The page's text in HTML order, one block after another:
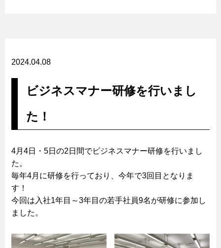
2024.04.08
ビジネスマナー研修を行いまし
た！
4月4日・5日の2日間でビジネスマナー研修を行いまし
た。
毎年4月に研修を行っており、今年で3回目となりま
す！
今回は入社1年目～3年目の若手社員9名が研修に参加し
ました。